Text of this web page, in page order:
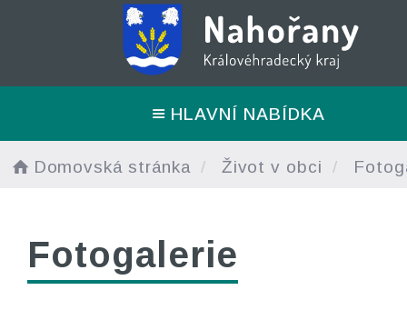
HLAVNÍ NABÍDKA
Domovská stránka Život v obci
Fotogalerie